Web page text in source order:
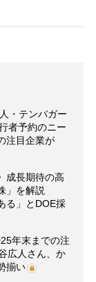
・テンバガー
者予約のニー
注目企業が
成長期待の高
」を解説
る」とDOE採
年末までの注
広人さん、か
揃い